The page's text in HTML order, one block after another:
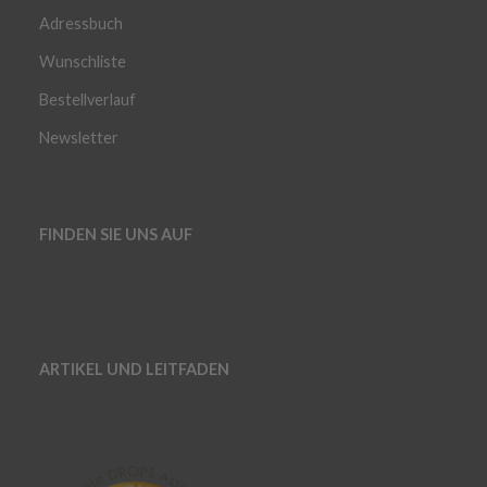
Adressbuch
Wunschliste
Bestellverlauf
Newsletter
FINDEN SIE UNS AUF
ARTIKEL UND LEITFADEN